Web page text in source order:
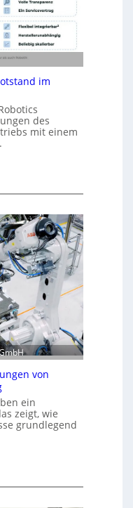
im
des
mit einem
von
ein
zeigt, wie
grundlegend